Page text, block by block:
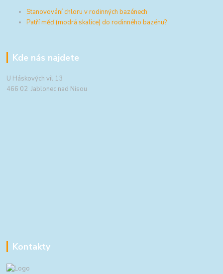
Stanovování chloru v rodinných bazénech
Patří měď (modrá skalice) do rodinného bazénu?
Kde nás najdete
U Háskových vil 13
466 02 Jablonec nad Nisou
Kontakty